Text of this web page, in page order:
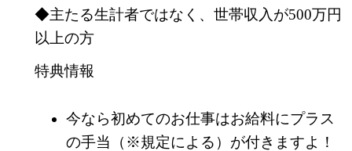
◆主たる生計者ではなく、世帯収入が500万円
以上の方
特典情報
今なら初めてのお仕事はお給料にプラス
の手当（※規定による）が付きますよ！